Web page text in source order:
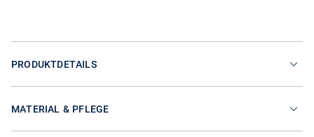
PRODUKTDETAILS
MATERIAL & PFLEGE